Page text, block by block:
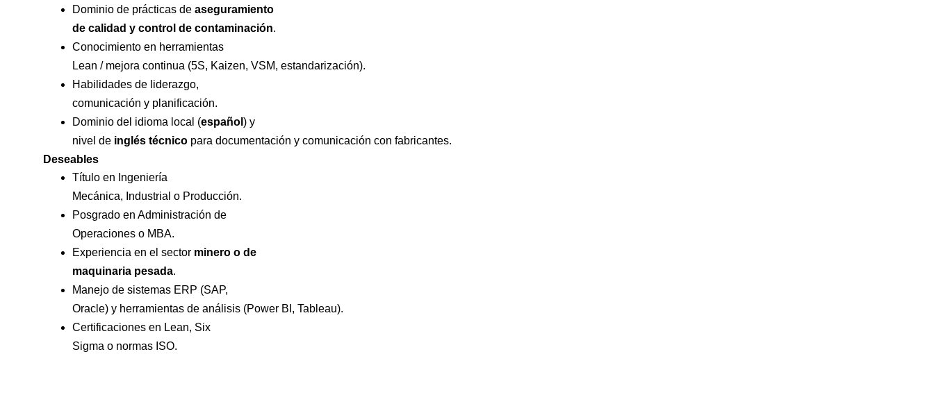
Dominio de prácticas de aseguramiento
de calidad y control de contaminación.
Conocimiento en herramientas
Lean / mejora continua (5S, Kaizen, VSM, estandarización).
Habilidades de liderazgo,
comunicación y planificación.
Dominio del idioma local (español ) y
nivel de inglés técnico para documentación y comunicación con fabricantes.
Deseables
Título en Ingeniería
Mecánica, Industrial o Producción.
Posgrado en Administración de
Operaciones o MBA.
Experiencia en el sector minero o de
maquinaria pesada.
Manejo de sistemas ERP (SAP,
Oracle) y herramientas de análisis (Power BI, Tableau).
Certificaciones en Lean, Six
Sigma o normas ISO.